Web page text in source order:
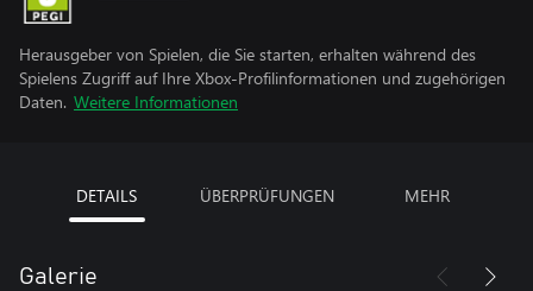
Herausgeber von Spielen, die Sie starten, erhalten während des
Spielens Zugriff auf Ihre Xbox-Profilinformationen und zugehörigen
Daten. Weitere Informationen
DETAILS ÜBERPRÜFUNGEN MEHR
Galerie